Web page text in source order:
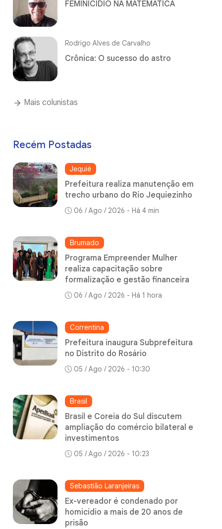
FEMINICÍDIO NA MATEMÁTICA
Rodrigo Alves de Carvalho
Crônica: O sucesso do astro
Mais colunistas
Recém Postadas
Jequié
Prefeitura realiza manutenção em
trecho urbano do Rio Jequiezinho
06 / Ago / 2026 - Há 4 min
Brumado
Programa Empreender Mulher
realiza capacitação sobre
formalização e gestão financeira
06 / Ago / 2026 - Há 1 hora
Correntina
Prefeitura inaugura Subprefeitura
no Distrito do Rosário
05 / Ago / 2026 - 10:30
Brasil
Brasil e Coreia do Sul discutem
ampliação do comércio bilateral e
investimentos
05 / Ago / 2026 - 10:23
Sebastião Laranjeiras
Ex-vereador é condenado por
homicídio a mais de 20 anos de
prisão